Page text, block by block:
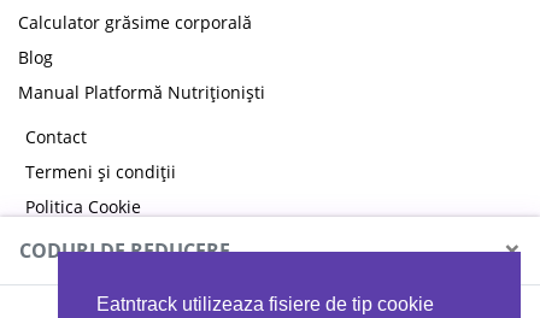
Eatntrack utilizeaza fisiere de tip cookie
Calculator grăsime corporală
Blog
Manual Platformă Nutriționiști
Contact
Termeni și condiții
Politica Cookie
Politica de confidențialitate
CODURI DE REDUCERE ×